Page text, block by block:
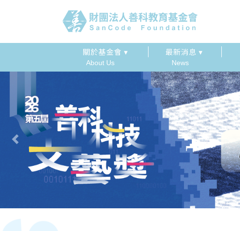
關於基金會 ▾
About Us
最新消息 ▾
News
Previous